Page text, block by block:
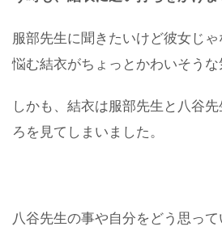
服部先生に聞きたいけど彼女じ
悩む結衣がちょっとかわいそうな
しかも、結衣は服部先生と八谷
ろを見てしまいました。
八谷先生の事や自分をどう思っ